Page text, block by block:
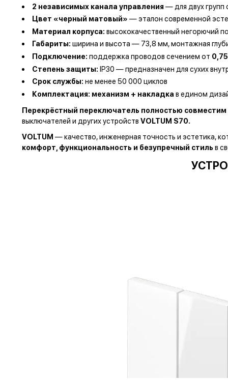
2 независимых канала управления — для двух групп
Цвет «черный матовый» — эталон современной
Материал корпуса: высококачественный негорючий
Габариты: ширина и высота — 73,8 мм, монтажная
Подключение: поддержка проводов сечением от
Степень защиты: IP30 — предназначен для сухих
Срок службы: не менее 50 000 циклов
Комплектация: механизм + накладка в едином
Перекрёстный переключатель полностью
выключателей и других устройств VOLTUM S70.
VOLTUM — качество, инженерная точность и эстетика,
комфорт, функциональность и безупречный стиль в